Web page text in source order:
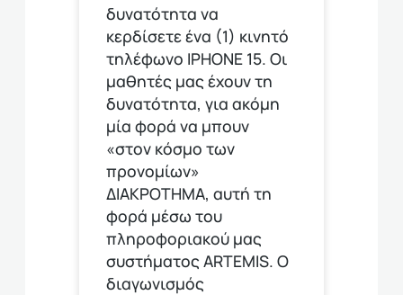
δυνατότητα να
κερδίσετε ένα (1) κινητό
τηλέφωνο ΙΡΗΟΝΕ 15. Οι
μαθητές μας έχουν τη
δυνατότητα, για ακόμη
μία φορά να μπουν
«στον κόσμο των
προνομίων»
ΔΙΑΚΡΟΤΗΜΑ, αυτή τη
φορά μέσω του
πληροφοριακού μας
συστήματος ARTEMIS. Ο
διαγωνισμός